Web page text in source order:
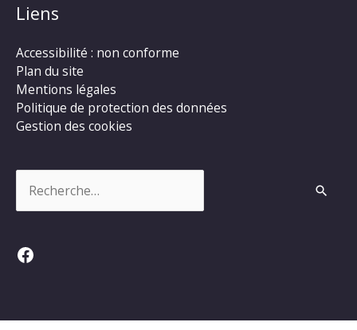
Liens
Accessibilité : non conforme
Plan du site
Mentions légales
Politique de protection des données
Gestion des cookies
Facebook